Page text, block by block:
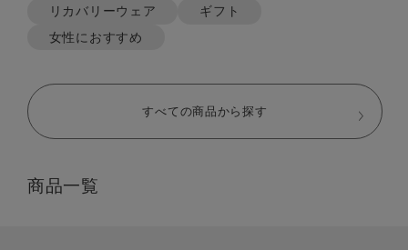
GIFT ギフト
LIVE SHOPPING
リカバリーウェア
ギフト
女性におすすめ
すべての商品から探す
商品一覧